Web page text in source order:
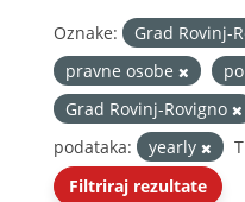
Oznake:
Grad Rovinj-
pravne osobe
Grad Rovinj-Rovigno
podataka:
yearly
Filtriraj rezultate